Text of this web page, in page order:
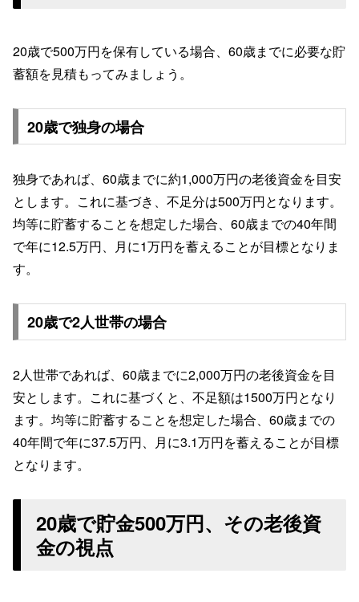
20歳で500万円を保有している場合、60歳までに必要な貯
蓄額を見積もってみましょう。
20歳で独身の場合
独身であれば、60歳までに約1,000万円の老後資金を目安
とします。これに基づき、不足分は500万円となります。
均等に貯蓄することを想定した場合、60歳までの40年間
で年に12.5万円、月に1万円を蓄えることが目標となりま
す。
20歳で2人世帯の場合
2人世帯であれば、60歳までに2,000万円の老後資金を目
安とします。これに基づくと、不足額は1500万円となり
ます。均等に貯蓄することを想定した場合、60歳までの
40年間で年に37.5万円、月に3.1万円を蓄えることが目標
となります。
20歳で貯金500万円、その老後資
金の視点